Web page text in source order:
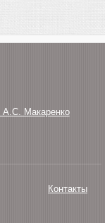
А.С. Макаренко
Контакты